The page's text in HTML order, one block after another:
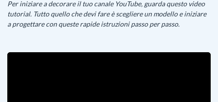
Per iniziare a decorare il tuo canale YouTube, guarda questo video
tutorial. Tutto quello che devi fare è scegliere un modello e iniziare
a progettare con queste rapide istruzioni passo per passo.